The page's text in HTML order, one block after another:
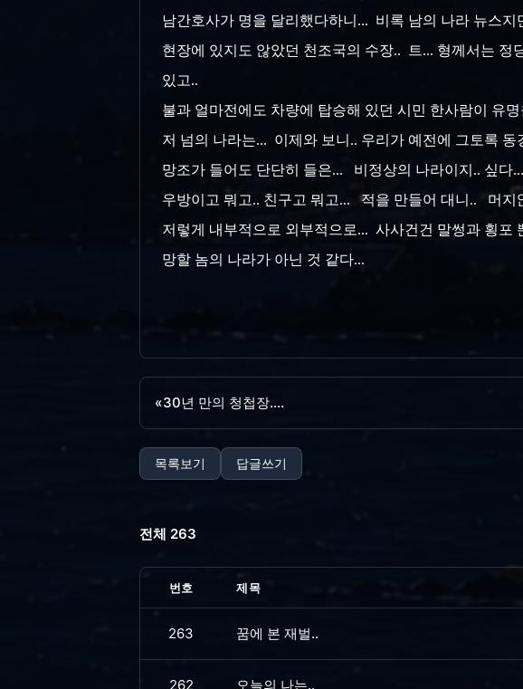
남간호사가 명을 달리했다하니... 비록 남의 나라 뉴스
현장에 있지도 않았던 천조국의 수장.. 트... 형께서는
있고..
불과 얼마전에도 차량에 탑승해 있던 시민 한사람이
저 넘의 나라는... 이제와 보니.. 우리가 예전에 그토록
망조가 들어도 단단히 들은... 비정상의 나라이지.. 싶
우방이고 뭐고.. 친구고 뭐고... 적을 만들어 대니.. 머지
저렇게 내부적으로 외부적으로... 사사건건 말썽과 횡
망할 놈의 나라가 아닌 것 같다...
«30년 만의 청첩장....
목록보기 답글쓰기
전체 263
번호 제목
263 꿈에 본 재벌..
262 오늘의 나는..